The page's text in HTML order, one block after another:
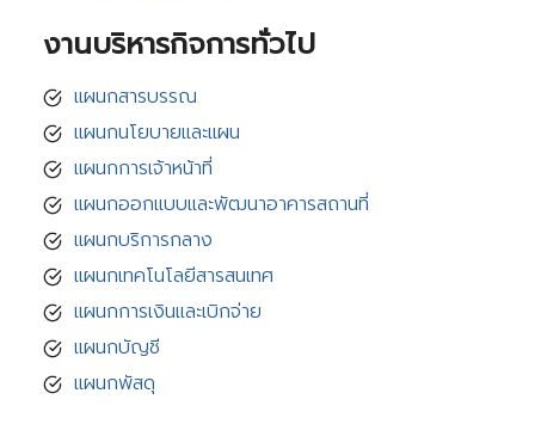
งานบริหารกิจการทั่วไป
แผนกสารบรรณ
แผนกนโยบายและแผน
แผนกการเจ้าหน้าที่
แผนกออกแบบและพัฒนาอาคารสถานที่
แผนกบริการกลาง
แผนกเทคโนโลยีสารสนเทศ
แผนกการเงินและเบิกจ่าย
แผนกบัญชี
แผนกพัสดุ